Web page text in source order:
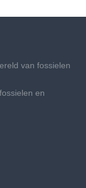
van fossielen
en